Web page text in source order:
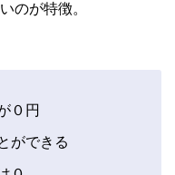
のが特徴。
０円
ができる